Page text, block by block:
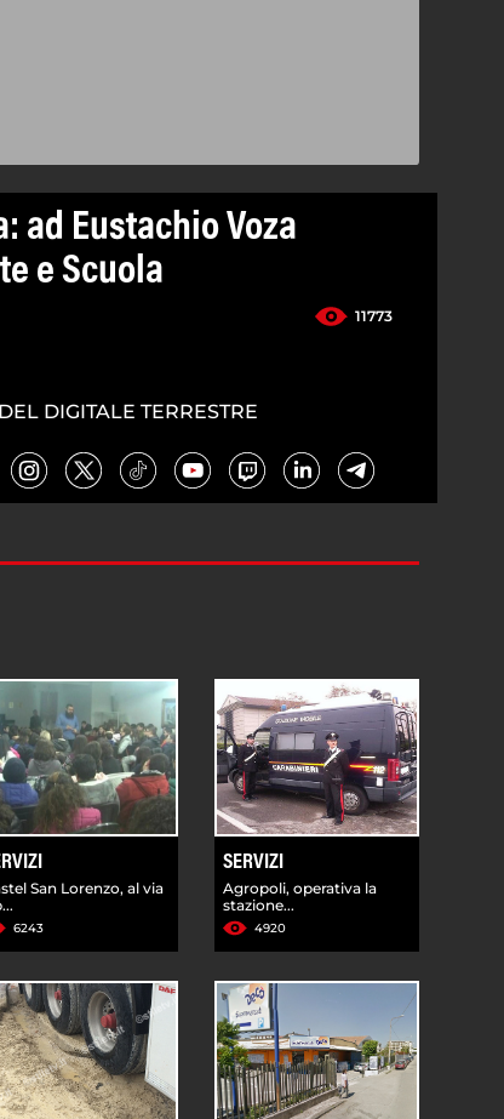
ad Eustachio Voza
e Scuola
11773
DIGITALE TERRESTRE
San Lorenzo, al via
6243
SERVIZI
Agropoli, operativa la
stazione...
4920